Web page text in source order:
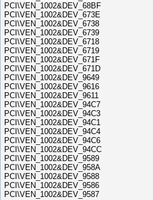
PCI\VEN_1002&DEV_68BF
PCI\VEN_1002&DEV_673E
PCI\VEN_1002&DEV_6738
PCI\VEN_1002&DEV_6739
PCI\VEN_1002&DEV_6718
PCI\VEN_1002&DEV_6719
PCI\VEN_1002&DEV_671F
PCI\VEN_1002&DEV_671D
PCI\VEN_1002&DEV_9649
PCI\VEN_1002&DEV_9616
PCI\VEN_1002&DEV_9611
PCI\VEN_1002&DEV_94C7
PCI\VEN_1002&DEV_94C3
PCI\VEN_1002&DEV_94C1
PCI\VEN_1002&DEV_94C4
PCI\VEN_1002&DEV_94C6
PCI\VEN_1002&DEV_94CC
PCI\VEN_1002&DEV_9589
PCI\VEN_1002&DEV_958A
PCI\VEN_1002&DEV_9588
PCI\VEN_1002&DEV_9586
PCI\VEN_1002&DEV_9587